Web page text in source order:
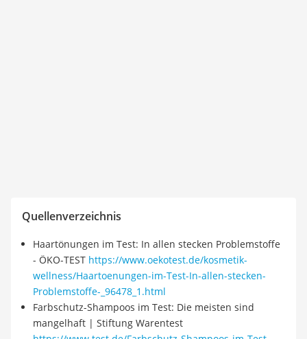
Quellenverzeichnis
Haartönungen im Test: In allen stecken Problemstoffe
- ÖKO-TEST https://www.oekotest.de/kosmetik-
wellness/Haartoenungen-im-Test-In-allen-stecken-
Problemstoffe-_96478_1.html
Farbschutz-Shampoos im Test: Die meisten sind
mangelhaft | Stiftung Warentest